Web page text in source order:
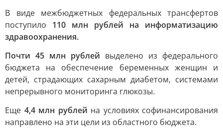
В виде межбюджетных федеральных трансфертов
поступило 110 млн рублей на информатизацию
здравоохранения.
Почти 45 млн рублей выделено из федерального
бюджета на обеспечение беременных женщин и
детей, страдающих сахарным диабетом, системами
непрерывного мониторинга глюкозы.
Еще 4,4 млн рублей на условиях софинансирования
направлено на эти цели из областного бюджета.